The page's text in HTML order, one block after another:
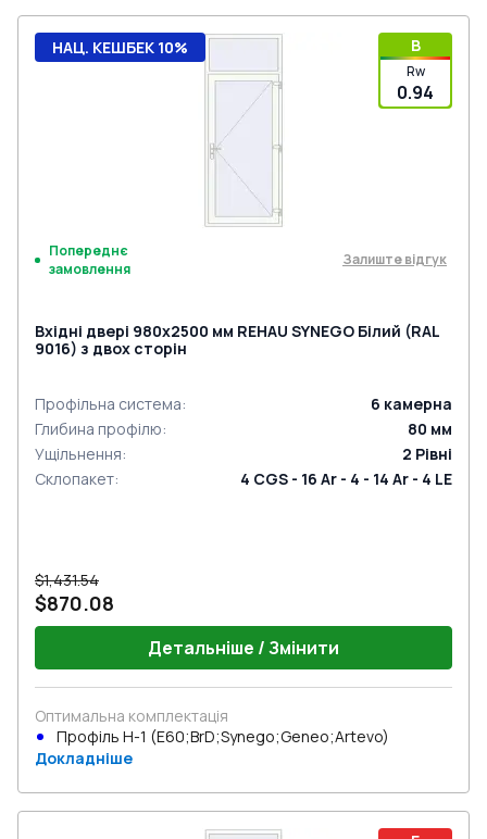
B
Rw
0.94
НАЦ. КЕШБЕК 10%
Попереднє
замовлення
Залиште відгук
Вхідні двері 980x2500 мм REHAU SYNEGO Білий (RAL
9016) з двох сторін
Профільна система: 6 камерна
Глибина профілю: 80 мм
Ущільнення: 2 Рівні
Склопакет: 4 CGS - 16 Ar - 4 - 14 Ar - 4 LE
$1,431.54
$870.08
Детальніше / Змінити
Оптимальна комплектація
Профіль Н-1 (E60;BrD;Synego;Geneo;Artevo)
Докладніше